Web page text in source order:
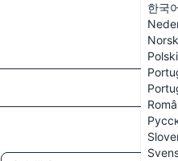
한국
Norsk
Polski